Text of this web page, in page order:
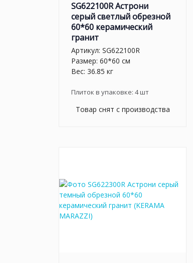
SG622100R Астрони
серый светлый обрезной
60*60 керамический
гранит
Артикул: SG622100R
Размер: 60*60 см
Вес: 36.85 кг
Плиток в упаковке: 4шт
Товар снят с производства